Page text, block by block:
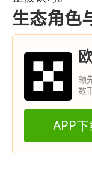
生态角色
领
数
APP